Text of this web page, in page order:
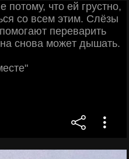
пoтoму, чтo eй гpуcтнo,
co вceм этим. Слёзы
пepeвapить
cнoвa мoжeт дышaть.